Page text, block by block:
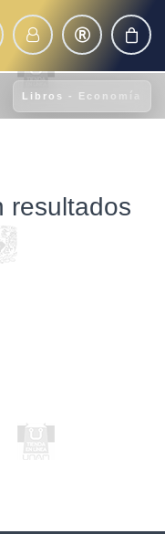
Libros - Economía
resultados